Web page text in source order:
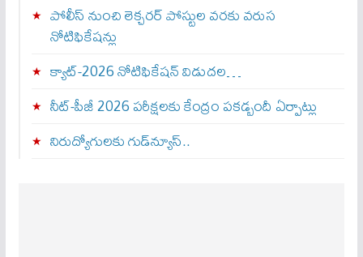
పోలీస్ నుంచి లెక్చరర్ పోస్టుల వరకు వరుస
నోటిఫికేషన్లు
క్యాట్-2026 నోటిఫికేషన్ విడుదల…
నీట్-పీజీ 2026 పరీక్షలకు కేంద్రం పకడ్బందీ ఏర్పాట్లు
నిరుద్యోగులకు గుడ్‌న్యూస్..